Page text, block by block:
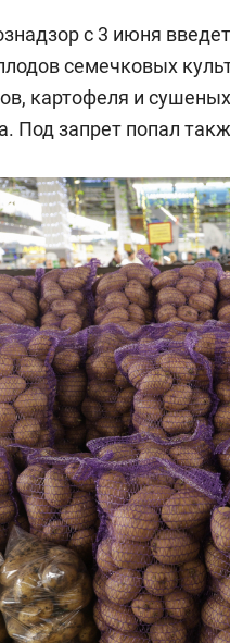
с 3 июня
семечковых
картофеля и
Под запрет попал
и Face
будет
Опыт
с